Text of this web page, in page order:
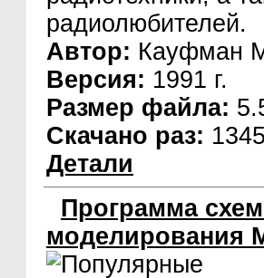
радиолюбителей.
Автор: Кауфман
Версия: 1991 г.
Размер файла:
Скачано раз:
Детали
Программа
моделирования